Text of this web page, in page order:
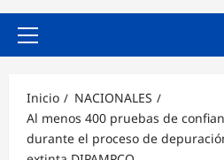
Menú
Inicio
NACIONALES
Al menos 400 pruebas de
durante el proceso de